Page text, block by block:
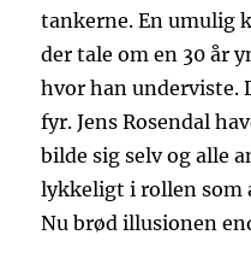
tankerne. En umulig
der tale om en 30 år
hvor han underviste.
fyr. Jens Rosendal
bilde sig selv og alle
lykkeligt i rollen som
Nu brød illusionen